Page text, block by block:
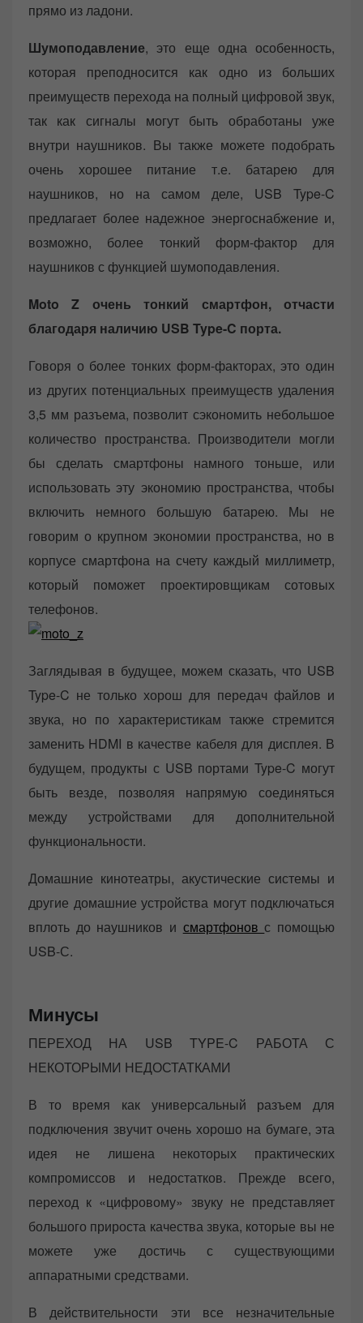
прямо из ладони.
Шумоподавление, это еще одна особенность,
которая преподносится как одно из больших
преимуществ перехода на полный цифровой звук,
так как сигналы могут быть обработаны уже
внутри наушников. Вы также можете подобрать
очень хорошее питание т.е. батарею для
наушников, но на самом деле, USB Type-C
предлагает более надежное энергоснабжение и,
возможно, более тонкий форм-фактор для
наушников с функцией шумоподавления.
Moto Z очень тонкий смартфон, отчасти
благодаря наличию USB Type-C порта.
Говоря о более тонких форм-факторах, это один
из других потенциальных преимуществ удаления
3,5 мм разъема, позволит сэкономить небольшое
количество пространства. Производители могли
бы сделать смартфоны намного тоньше, или
использовать эту экономию пространства, чтобы
включить немного большую батарею. Мы не
говорим о крупном экономии пространства, но в
корпусе смартфона на счету каждый миллиметр,
который поможет проектировщикам сотовых
телефонов.
Заглядывая в будущее, можем сказать, что USB
Type-C не только хорош для передач файлов и
звука, но по характеристикам также стремится
заменить HDMI в качестве кабеля для дисплея. В
будущем, продукты с USB портами Type-C могут
быть везде, позволяя напрямую соединяться
между устройствами для дополнительной
функциональности.
Домашние кинотеатры, акустические системы и
другие домашние устройства могут подключаться
вплоть до наушников и смартфоновс помощью
USB-С.
Минусы
ПЕРЕХОД НА USB TYPE-C РАБОТА С
НЕКОТОРЫМИ НЕДОСТАТКАМИ
В то время как универсальный разъем для
подключения звучит очень хорошо на бумаге, эта
идея не лишена некоторых практических
компромиссов и недостатков. Прежде всего,
переход к «цифровому» звуку не представляет
большого прироста качества звука, которые вы не
можете уже достичь с существующими
аппаратными средствами.
В действительности эти все незначительные